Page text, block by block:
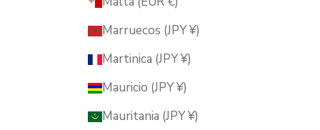
Marruecos (JPY ¥)
Martinica (JPY ¥)
Mauricio (JPY ¥)
Mauritania (JPY ¥)